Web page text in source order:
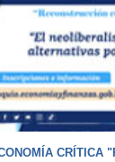
CRÍTICA